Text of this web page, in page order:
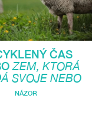
ČAS
ZEM, KTORÁ
SVOJE NEBO
NÁZOR